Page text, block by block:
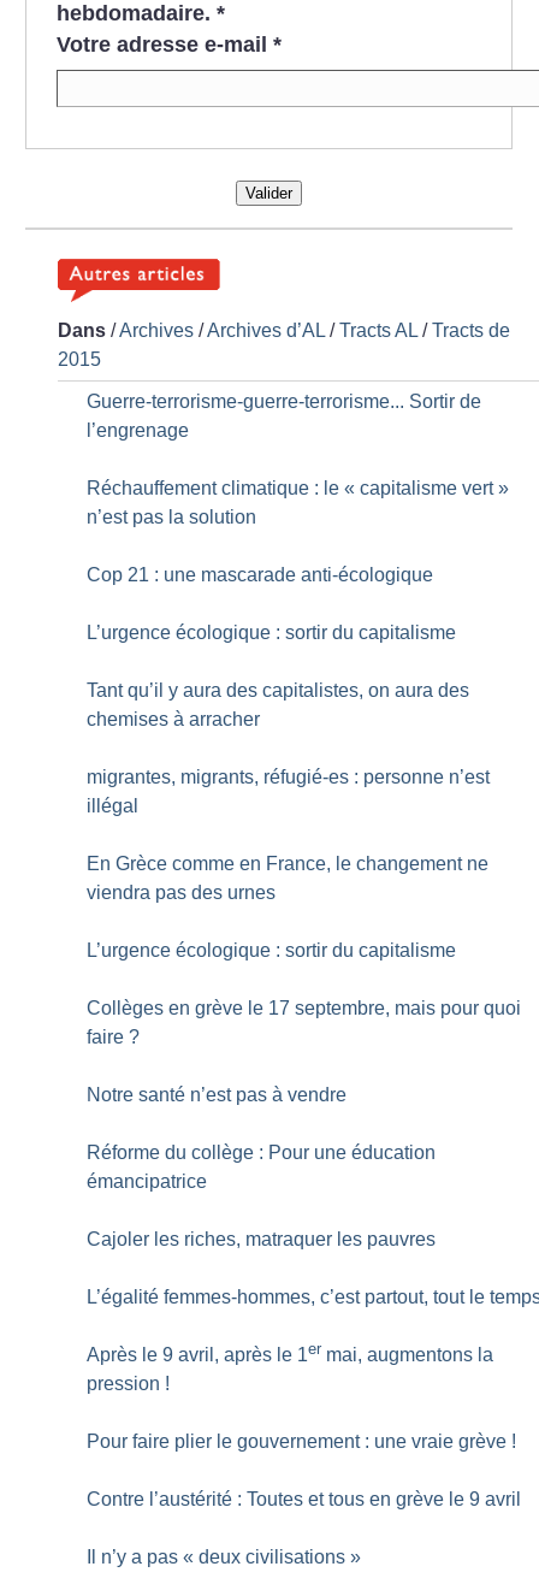
hebdomadaire. *
Votre adresse e-mail *
Valider
Dans /Archives /Archives d’AL /Tracts AL /Tracts de
2015
Guerre-terrorisme-guerre-terrorisme... Sortir de
l’engrenage
Réchauffement climatique : le « capitalisme vert »
n’est pas la solution
Cop 21 : une mascarade anti-écologique
L’urgence écologique : sortir du capitalisme
Tant qu’il y aura des capitalistes, on aura des
chemises à arracher
migrantes, migrants, réfugié-es : personne n’est
illégal
En Grèce comme en France, le changement ne
viendra pas des urnes
L’urgence écologique : sortir du capitalisme
Collèges en grève le 17 septembre, mais pour quoi
faire ?
Notre santé n’est pas à vendre
Réforme du collège : Pour une éducation
émancipatrice
Cajoler les riches, matraquer les pauvres
L’égalité femmes-hommes, c’est partout, tout le
Après le 9 avril, après le 1er mai, augmentons la
pression !
Pour faire plier le gouvernement : une vraie grève !
Contre l’austérité : Toutes et tous en grève le 9 avril
Il n’y a pas « deux civilisations »